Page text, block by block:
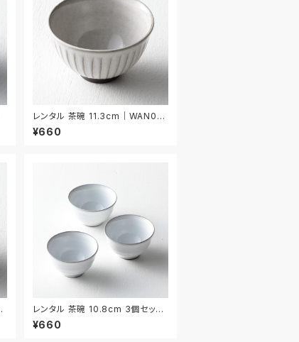
レンタル 茶碗 11.3cm｜WAN03
5
¥660
レンタル 茶碗 10.8cm 3個セット
｜WAN038
¥660